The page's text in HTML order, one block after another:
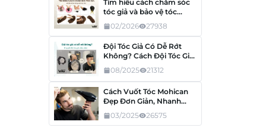
Tìm hiểu cách chăm sóc
tóc giả và bảo vệ tóc
đúng cách tại nhà
02/2026 27938
Đội Tóc Giả Có Dễ Rớt
Không? Cách Đội Tóc Giả
Chắc Chắn Nhất
08/2025 21312
Cách Vuốt Tóc Mohican
Đẹp Đơn Giản, Nhanh
Chóng Tại Nhà
03/2025 26575